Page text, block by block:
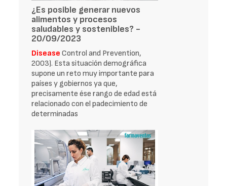
¿Es posible generar nuevos
alimentos y procesos
saludables y sostenibles? -
20/09/2023
Disease Control and Prevention,
2003). Esta situación demográfica
supone un reto muy importante para
países y gobiernos ya que,
precisamente ése rango de edad está
relacionado con el padecimiento de
determinadas